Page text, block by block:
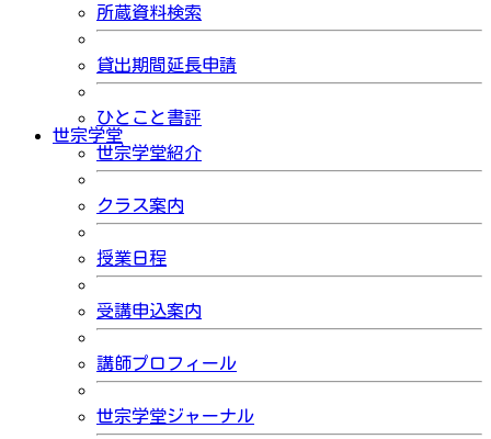
所蔵資料検索
貸出期間延長申請
ひとこと書評
世宗学堂
世宗学堂紹介
クラス案内
授業日程
受講申込案内
講師プロフィール
世宗学堂ジャーナル